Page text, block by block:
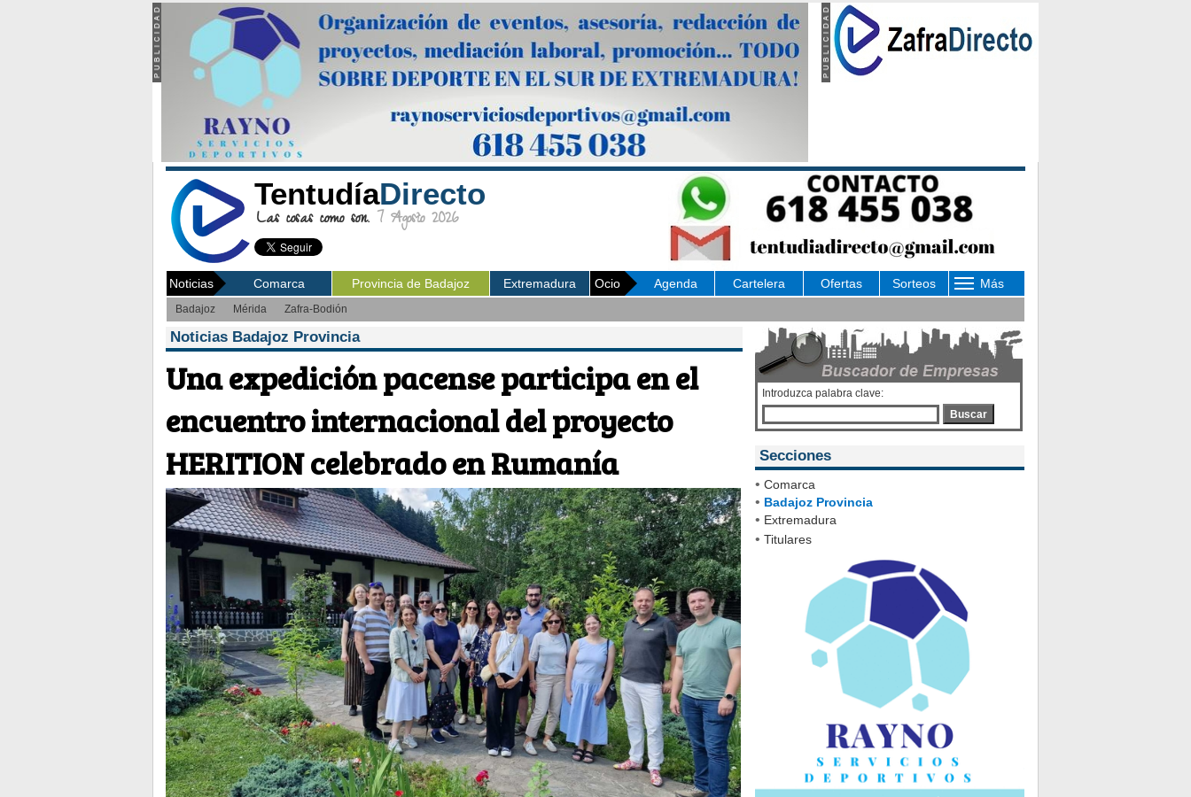
TentudíaDirecto
Las cosas como son. 7 Agosto 2026
Noticias Comarca Provincia de Badajoz Extremadura Ocio Agenda Cartelera Ofertas Sorteos Más
Badajoz Mérida Zafra-Bodión
Noticias Badajoz Provincia
Una expedición pacense participa en el
encuentro internacional del proyecto
HERITION celebrado en Rumanía
Introduzca palabra clave:
Buscar
Secciones
• Comarca
• Badajoz Provincia
• Extremadura
• Titulares